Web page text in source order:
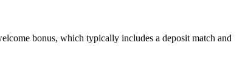
bonus, which typically includes a deposit match and